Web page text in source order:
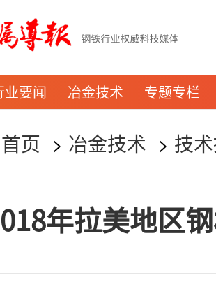
业要闻 冶金技术 专题专栏
首页 > 冶金技术 > 技
年拉美地区